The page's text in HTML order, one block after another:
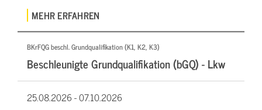
MEHR ERFAHREN
BKrFQG beschl. Grundqualifikation (K1, K2, K3)
Beschleunigte Grundqualifikation (bGQ) - Lkw
25.08.2026 -07.10.2026